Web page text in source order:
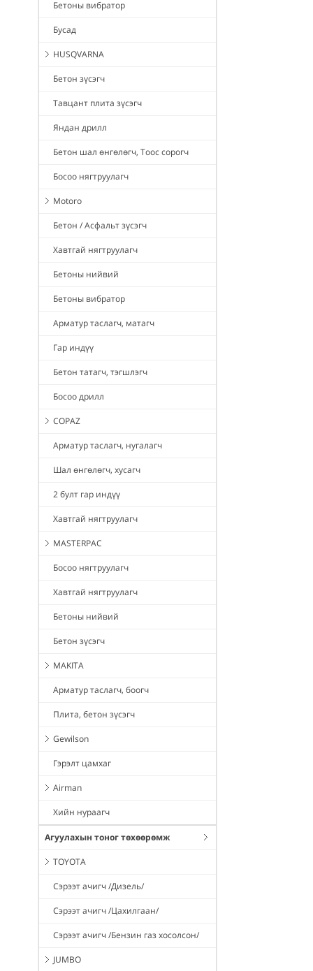
Бетоны вибратор
Бусад
HUSQVARNA
Бетон зүсэгч
Тавцант плита зүсэгч
Яндан дрилл
Бетон шал өнгөлөгч, Тоос сорогч
Босоо нягтруулагч
Motoro
Бетон / Асфальт зүсэгч
Хавтгай нягтруулагч
Бетоны нийвий
Бетоны вибратор
Арматур таслагч, матагч
Гар индүү
Бетон татагч, тэгшлэгч
Босоо дрилл
COPAZ
Арматур таслагч, нугалагч
Шал өнгөлөгч, хусагч
2 булт гар индүү
Хавтгай нягтруулагч
MASTERPAC
Босоо нягтруулагч
Хавтгай нягтруулагч
Бетоны нийвий
Бетон зүсэгч
MAKITA
Арматур таслагч, боогч
Плита, бетон зүсэгч
Gewilson
Гэрэлт цамхаг
Airman
Хийн нураагч
Агуулахын тоног төхөөрөмж
TOYOTA
Сэрээт ачигч /Дизель/
Сэрээт ачигч /Цахилгаан/
Сэрээт ачигч /Бензин газ хосолсон/
JUMBO